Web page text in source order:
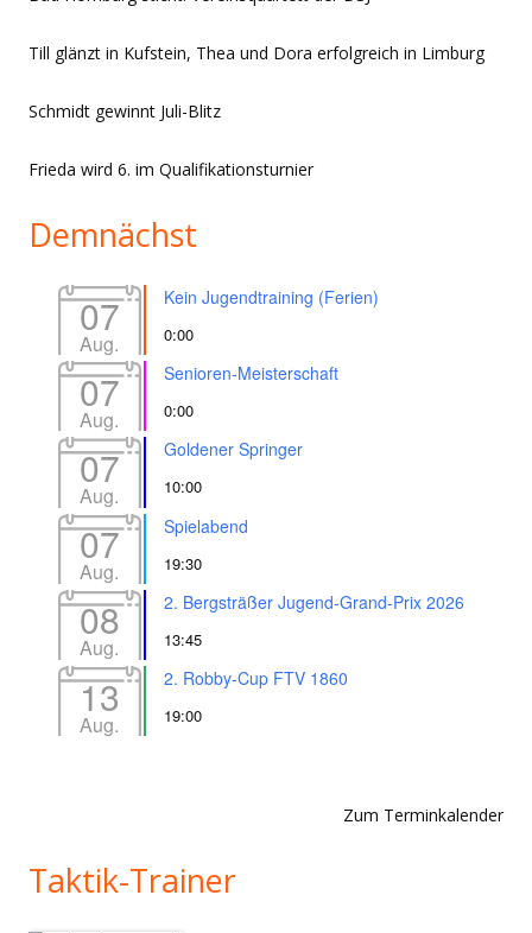
Till glänzt in Kufstein, Thea und Dora erfolgreich in Limburg
Schmidt gewinnt Juli-Blitz
Frieda wird 6. im Qualifikationsturnier
Demnächst
07
Aug.
Kein Jugendtraining (Ferien)
0:00
07
Aug.
Senioren-Meisterschaft
0:00
07
Aug.
Goldener Springer
10:00
07
Aug.
Spielabend
19:30
08
Aug.
2. Bergsträßer Jugend-Grand-Prix 2026
13:45
13
Aug.
2. Robby-Cup FTV 1860
19:00
Zum Terminkalender
Taktik-Trainer